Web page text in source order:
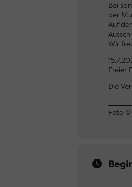
Bei
der
Auf
Wir
Freier
Die
Foto ©